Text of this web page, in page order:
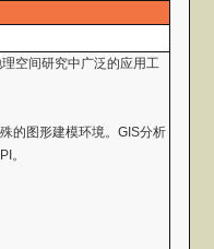
空间研究中广泛的应用工
的图形建模环境。GIS分析
。